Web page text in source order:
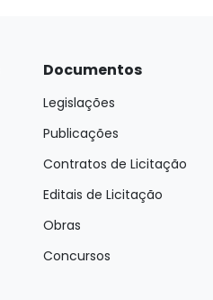
Documentos
Legislações
Publicações
Contratos de Licitação
Editais de Licitação
Obras
Concursos